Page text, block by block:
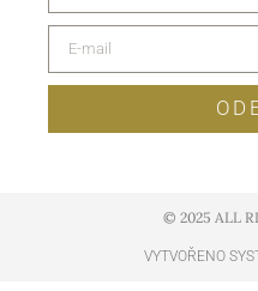
© 2025 ALL
VYTVOŘENO